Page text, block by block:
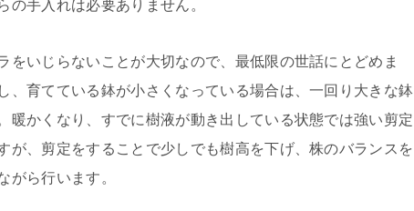
の手入れは必要ありません。
をいじらないことが大切なので、最低限の世話にとどめま
、育てている鉢が小さくなっている場合は、一回り大きな鉢
暖かくなり、すでに樹液が動き出している状態では強い剪定
が、剪定をすることで少しでも樹高を下げ、株のバランスを
がら行います。